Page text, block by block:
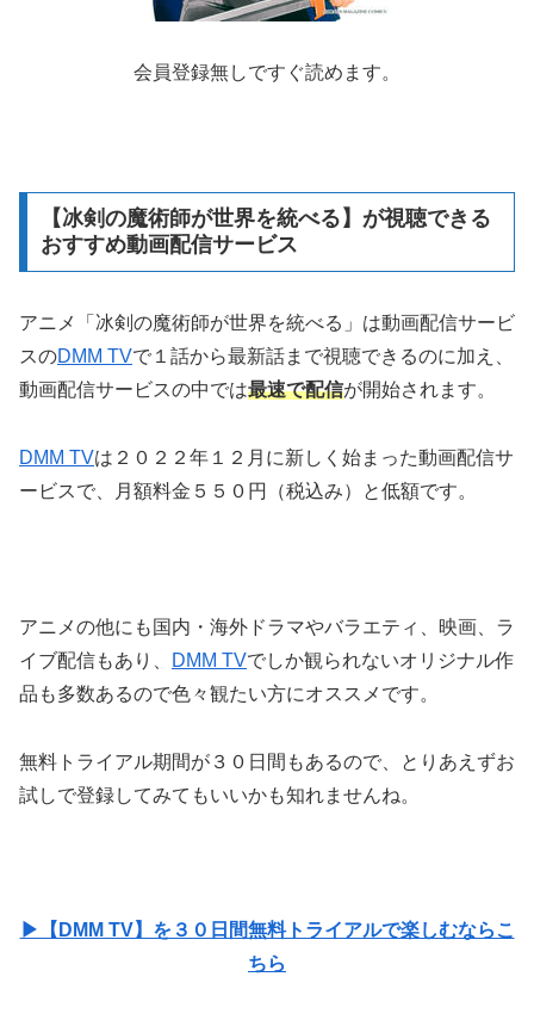
会員登録無しですぐ読めます。
【冰剣の魔術師が世界を統べる】が視聴できる
おすすめ動画配信サービス
アニメ「冰剣の魔術師が世界を統べる」は動画配信サービ
スのDMM TVで１話から最新話まで視聴できるのに加え、
動画配信サービスの中では最速で配信が開始されます。
DMM TVは２０２２年１２月に新しく始まった動画配信サ
ービスで、月額料金５５０円（税込み）と低額です。
アニメの他にも国内・海外ドラマやバラエティ、映画、ラ
イブ配信もあり、
DMM TVでしか観られないオリジナル作
品も多数あるので色々観たい方にオススメです。
無料トライアル期間が３０日間もあるので、とりあえずお
試しで登録してみてもいいかも知れませんね。
▶【DMM TV】を３０日間無料トライアルで楽しむならこ
ちら